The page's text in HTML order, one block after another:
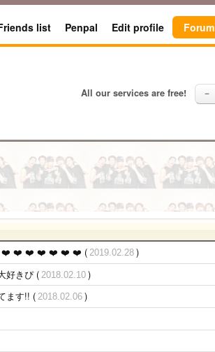
list Penpal Edit profile Forum
All our services are free! －
❤️ ❤️ ❤️ ❤️ ❤️ ❤️ ❤️ ( 2019.02.28 )
好きぴ ( 2018.02.10 )
ます!! ( 2018.02.06 )